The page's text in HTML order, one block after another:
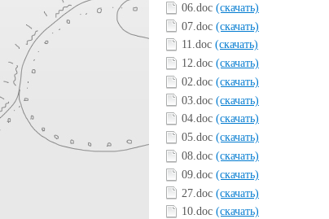
06.doc (скачать)
07.doc (скачать)
11.doc (скачать)
12.doc (скачать)
02.doc (скачать)
03.doc (скачать)
04.doc (скачать)
05.doc (скачать)
08.doc (скачать)
09.doc (скачать)
27.doc (скачать)
10.doc (скачать)